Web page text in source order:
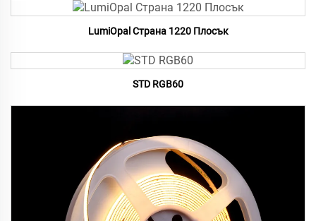
LumiOpal Страна 1220 Плосък
STD RGB60